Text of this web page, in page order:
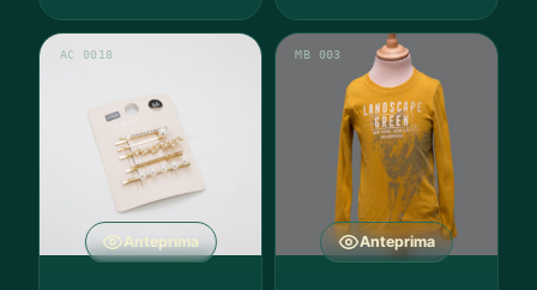
Anteprima
AC 0018
Anteprima
MB 003